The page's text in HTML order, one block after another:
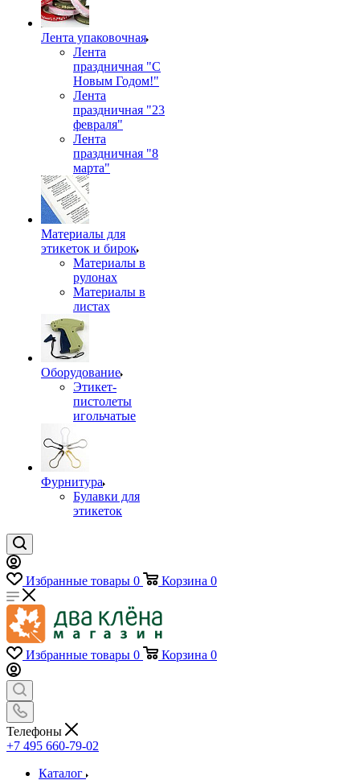
Лента упаковочная
Лента
праздничная "С
Новым Годом!"
Лента
праздничная "23
февраля"
Лента
праздничная "8
марта"
Материалы для
этикеток и бирок
Материалы в
рулонах
Материалы в
листах
Оборудование
Этикет-
пистолеты
игольчатые
Фурнитура
Булавки для
этикеток
Избранные товары 0 Корзина 0
Избранные товары 0 Корзина 0
Телефоны
+7 495 660-79-02
Каталог